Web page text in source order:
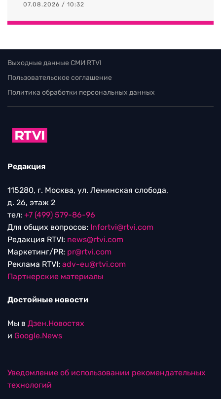
07.08.2026 / 10:32
Выходные данные СМИ RTVI
Пользовательское соглашение
Политика обработки персональных данных
Редакция
115280, г. Москва, ул. Ленинская слобода,
д. 26, этаж 2
тел: +7 (499) 579-86-96
Для общих вопросов: Infortvi@rtvi.com
Редакция RTVI: news@rtvi.com
Маркетинг/PR: pr@rtvi.com
Реклама RTVI: adv-eu@rtvi.com
Партнерские материалы
Достойные новости
Мы в Дзен.Новостях
и Google.News
Уведомление об использовании рекомендательных
технологий